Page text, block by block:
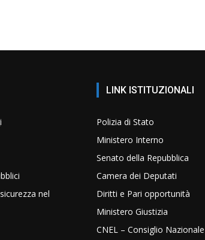
nel
LINK ISTITUZIONALI
Polizia di Stato
Ministero Interno
Senato della Repubblica
Camera dei Deputati
Diritti e Pari opportunità
Ministero Giustizia
CNEL – Consiglio